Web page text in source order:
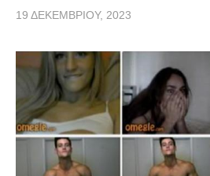
19 ΔΕΚΕΜΒΡΊΟΥ, 2023